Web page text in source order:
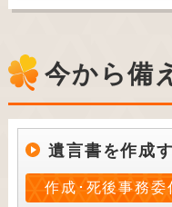
今から備
遺言書を作成
作成･死後事務委